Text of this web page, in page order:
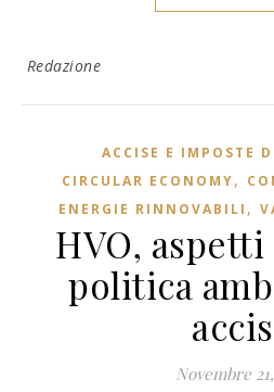
Redazione
ACCISE E IMPOSTE
CIRCULAR ECONOMY,
ENERGIE RINNOVABILI ,
HVO,
politica
Novembre